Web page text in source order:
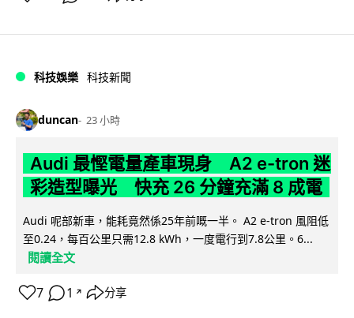
科技娛樂 科技新聞
duncan 23 小時
Audi 最慳電量產車現身 A2 e-tron 迷
彩造型曝光 快充 26 分鐘充滿 8 成電
Audi 呢部新車，能耗竟然係25年前嘅一半。 A2 e-tron 風阻低
至0.24，每百公里只需12.8 kWh，一度電行到7.8公里。6...
閱讀全文
7 1 ↗ 分享